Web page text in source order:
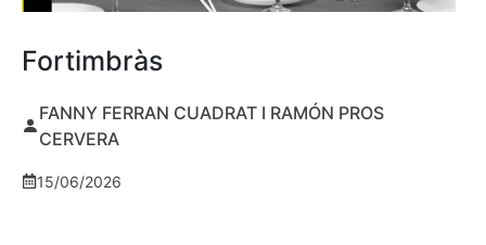
Fortimbràs
FANNY FERRAN CUADRAT I RAMÓN PROS
CERVERA
15/06/2026